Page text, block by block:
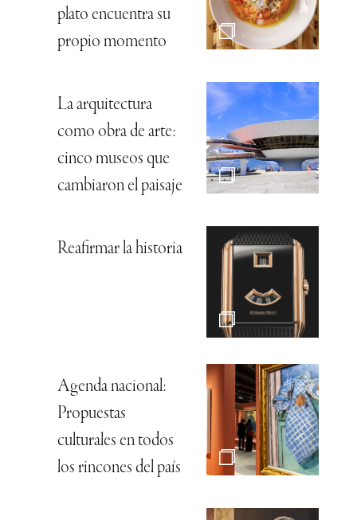
plato encuentra su
propio momento
La arquitectura
como obra de arte:
cinco museos que
cambiaron el paisaje
Reafirmar la historia
Agenda nacional:
Propuestas
culturales en todos
los rincones del país